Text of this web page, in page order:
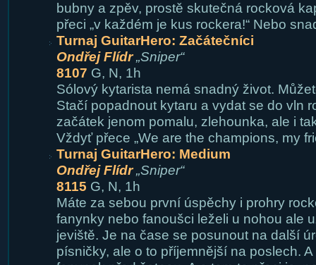
bubny a zpěv, prostě skutečná rocková
přeci „v každém je kus rockera!“ Nebo
Turnaj GuitarHero: Začátečníci
Ondřej Flídr „Sniper“
8107 G, N, 1h
Sólový kytarista nemá snadný život.
Stačí popadnout kytaru a vydat se do vln
začátek jenom pomalu, zlehounka, ale i
Vždyť přece „We are the champions, my
Turnaj GuitarHero: Medium
Ondřej Flídr „Sniper“
8115 G, N, 1h
Máte za sebou první úspěchy i prohry
fanynky nebo fanoušci leželi u nohou ale
jeviště. Je na čase se posunout na další
písničky, ale o to příjemnější na poslech.